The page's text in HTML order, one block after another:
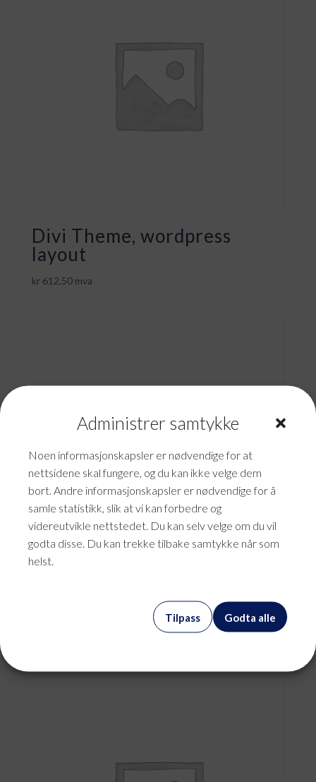
Administrer samtykke
Noen informasjonskapsler er nødvendige for at
nettsidene skal fungere, og du kan ikke velge dem
bort. Andre informasjonskapsler er nødvendige for å
samle statistikk, slik at vi kan forbedre og
videreutvikle nettstedet. Du kan selv velge om du vil
godta disse. Du kan trekke tilbake samtykke når som
helst.
Godta alle
Tilpass
Divi Theme, wordpress
layout
kr612,50 mva
Antivirusprogram – Trend